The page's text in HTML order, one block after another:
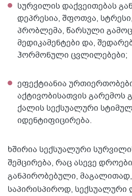
სურვილის დაქვეითებას
დეპრესია, შფოთვა,
პრობლემა, წარსული
მედიკამენტები და,
ჰორმონული ცვლილებები;
ეფექტიანია
აქტივობისათვის გარემოს
ქალის სექსუალური
იდენტიფიცირება.
ხშირია სექსუალური
შემცირება, რაც ასევე
განპირობებული,
საპირისპიროდ,